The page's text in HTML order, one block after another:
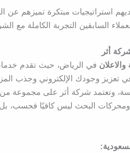
استراتيجيات مبتكرة تميزهم عن
السابقين التجربة الكاملة مع
أثر
في الرياض، حيث تقدم
تعزيز وجودك الإلكتروني وجذب
وتعتمد شركة أثر على مجموعة من
البحث ليس كافيًا فحسب، بل